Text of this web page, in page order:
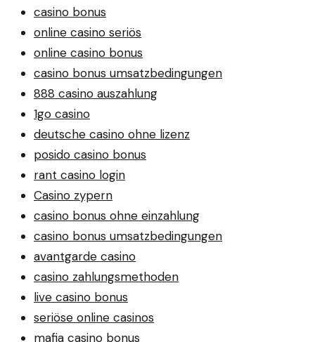
casino bonus
online casino seriös
online casino bonus
casino bonus umsatzbedingungen
888 casino auszahlung
1go casino
deutsche casino ohne lizenz
posido casino bonus
rant casino login
Casino zypern
casino bonus ohne einzahlung
casino bonus umsatzbedingungen
avantgarde casino
casino zahlungsmethoden
live casino bonus
seriöse online casinos
mafia casino bonus